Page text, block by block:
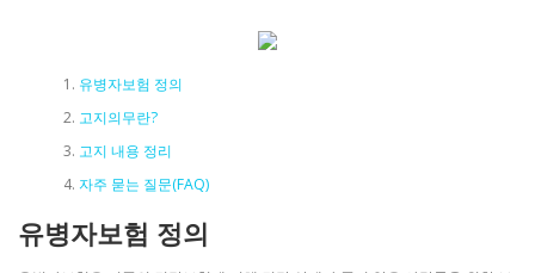
유병자보험 정의
고지의무란?
고지 내용 정리
자주 묻는 질문(FAQ)
유병자보험 정의